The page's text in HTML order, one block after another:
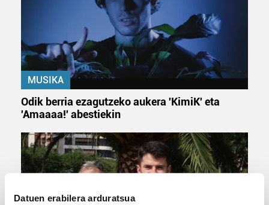
Datuen erabilera arduratsua
MUSIKA
Odik berria ezagutzeko aukera 'KimiK' eta
'Amaaaa!' abestiekin